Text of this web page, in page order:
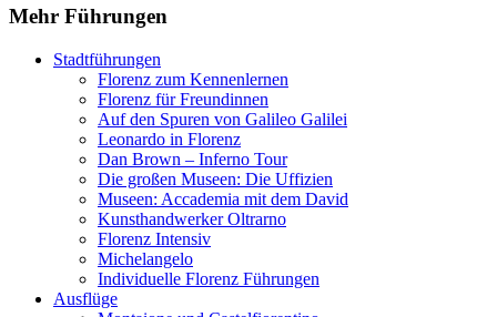
Mehr Führungen
Stadtführungen
Florenz zum Kennenlernen
Florenz für Freundinnen
Auf den Spuren von Galileo Galilei
Leonardo in Florenz
Dan Brown – Inferno Tour
Die großen Museen: Die Uffizien
Museen: Accademia mit dem David
Kunsthandwerker Oltrarno
Florenz Intensiv
Michelangelo
Individuelle Florenz Führungen
Ausflüge